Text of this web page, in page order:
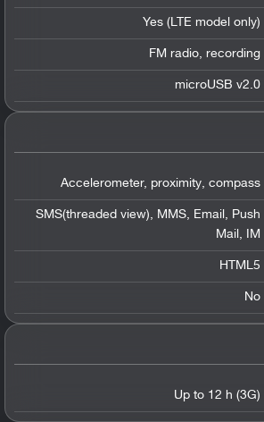
Yes (LTE model only)
FM radio, recording
microUSB v2.0
Accelerometer, proximity, compass
SMS(threaded view), MMS, Email, Push
Mail, IM
HTML5
No
Up to 12 h (3G)